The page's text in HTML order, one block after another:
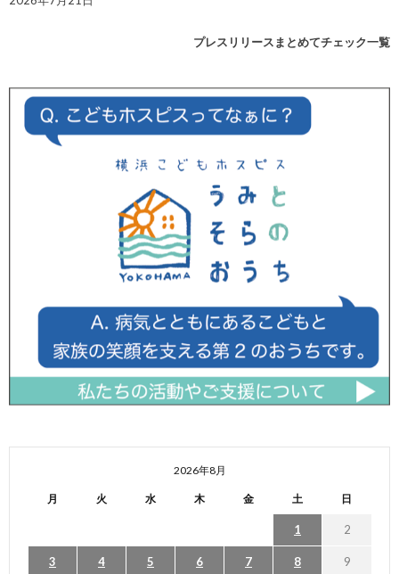
プレスリリースまとめてチェック一覧
2026年8月
月 火 水 木 金 土 日
1 2
3 4 5 6 7 8 9